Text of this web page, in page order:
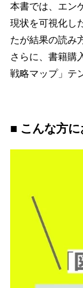
本書では、エン
現状を可視化し
たが結果の読み
さらに、書籍購
戦略マップ」テ
■ こんな方